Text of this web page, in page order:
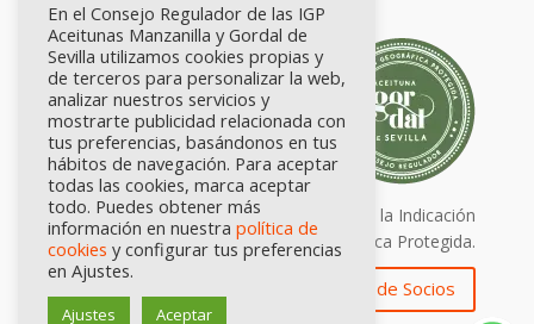
Calidad certificada por Origen. Sellos de la Indicación
Geográfica Protegida.
Zona de Socios
En el Consejo Regulador de las IGP
Aceitunas Manzanilla y Gordal de
Sevilla utilizamos cookies propias y
de terceros para personalizar la web,
analizar nuestros servicios y
mostrarte publicidad relacionada con
tus preferencias, basándonos en tus
hábitos de navegación. Para aceptar
todas las cookies, marca aceptar
todo. Puedes obtener más
información en nuestra política de
cookies y configurar tus preferencias
en Ajustes.
Ajustes Aceptar